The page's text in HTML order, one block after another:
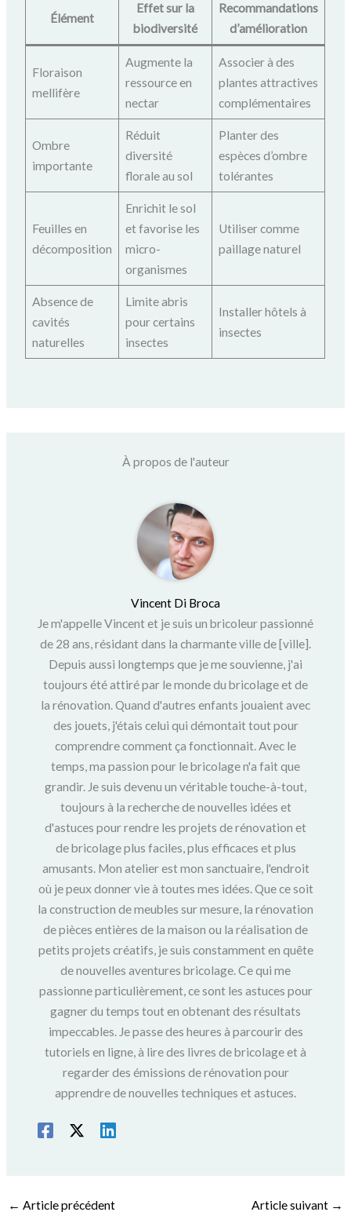
Élément
Effet sur la
biodiversité
Recommandations
d’amélioration
Floraison
mellifère
Augmente la
ressource en
nectar
Associer à des
plantes attractives
complémentaires
Ombre
importante
Réduit
diversité
florale au sol
Planter des
espèces d’ombre
tolérantes
Feuilles en
décomposition
Enrichit le sol
et favorise les
micro-
organismes
Utiliser comme
paillage naturel
Absence de
cavités
naturelles
Limite abris
pour certains
insectes
Installer hôtels à
insectes
À propos de l'auteur
Vincent Di Broca
Je m'appelle Vincent et je suis un bricoleur passionné
de 28 ans, résidant dans la charmante ville de [ville].
Depuis aussi longtemps que je me souvienne, j'ai
toujours été attiré par le monde du bricolage et de
la rénovation. Quand d'autres enfants jouaient avec
des jouets, j'étais celui qui démontait tout pour
comprendre comment ça fonctionnait. Avec le
temps, ma passion pour le bricolage n'a fait que
grandir. Je suis devenu un véritable touche-à-tout,
toujours à la recherche de nouvelles idées et
d'astuces pour rendre les projets de rénovation et
de bricolage plus faciles, plus efficaces et plus
amusants. Mon atelier est mon sanctuaire, l'endroit
où je peux donner vie à toutes mes idées. Que ce soit
la construction de meubles sur mesure, la rénovation
de pièces entières de la maison ou la réalisation de
petits projets créatifs, je suis constamment en quête
de nouvelles aventures bricolage. Ce qui me
passionne particulièrement, ce sont les astuces pour
gagner du temps tout en obtenant des résultats
impeccables. Je passe des heures à parcourir des
tutoriels en ligne, à lire des livres de bricolage et à
regarder des émissions de rénovation pour
apprendre de nouvelles techniques et astuces.
← Article précédent Article suivant →